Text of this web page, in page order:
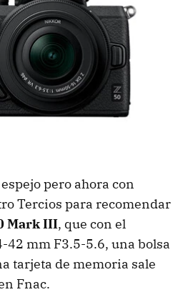
pero ahora con
Tercios para recomendar
Mark III, que con el
42 mm F3.5-5.6, una bolsa
tarjeta de memoria sale
Fnac.